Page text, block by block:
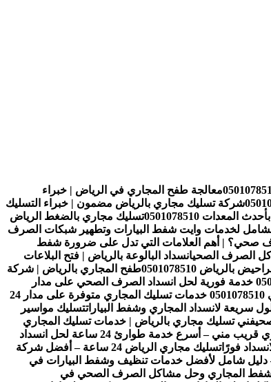
معالجة طفح المجاري في الرياض | خبراء
شركة تسليك مجاري بالرياض مضمون | خبراء التسليك
0501078510
تسليك مجاري بالضغط الرياض
الشامل لخدمات وايت شفط البيارات وتطهير شبكات الصرف
صحي؟ | أهم العلامات التي تدل على ضرورة شفط
الصرف الصحيانسداد البالوعة بالرياض | فتح البلاعات
0501078510
طفح المجاري بالرياض | شركة
تسليك مجاري بالرياض 24 ساعة 0501078510 خدمة فورية لحل انسداد الصرف الصحي على مدار
فني تسليك مجاري بالرياض قريب مني 0501078510 خدمات تسليك المجاري متوفرة على مدار 24
لانسداد المجاري وشفط البياراتتسليك مواسير
فني تسليك مجاري بالرياض | خدمات تسليك المجاري
فني تسليك مجاري قريب مني – أسرع خدمة طوارئ 24 ساعة لحل انسداد
فورًا
تسليك مجاري الرياض 24 ساعة – أفضل شركة
دليل شامل لأفضل خدمات تنظيف وشفط البيارات في
شفط المجاري وحل مشاكل الصرف الصحي في